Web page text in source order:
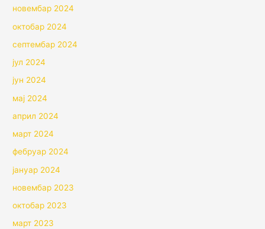
новембар 2024
октобар 2024
септембар 2024
јул 2024
јун 2024
мај 2024
април 2024
март 2024
фебруар 2024
јануар 2024
новембар 2023
октобар 2023
март 2023